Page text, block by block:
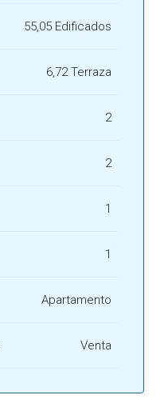
55,05 Edificados
6,72 Terraza
2
2
1
1
Apartamento
Venta